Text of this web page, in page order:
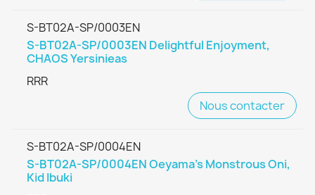
S-BT02A-SP/0003EN
S-BT02A-SP/0003EN Delightful Enjoyment,
CHAOS Yersinieas
RRR
Nous contacter
S-BT02A-SP/0004EN
S-BT02A-SP/0004EN Oeyama's Monstrous Oni,
Kid Ibuki